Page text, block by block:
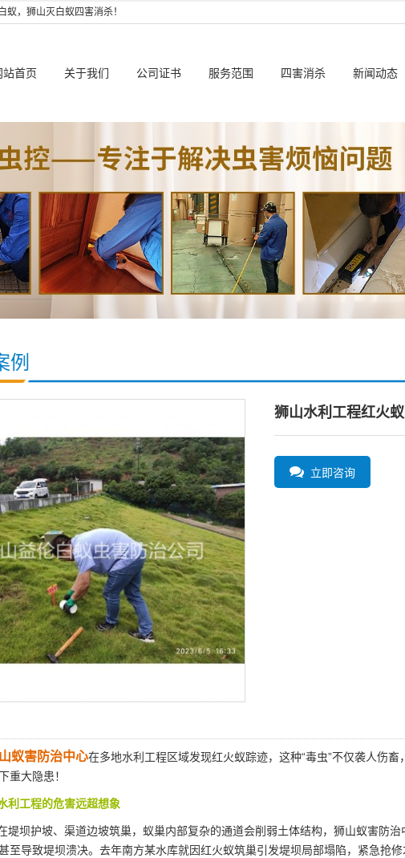
，狮山灭白蚁四害消杀！
站首页 关于我们 公司证书 服务范围 四害消杀 新闻动态
例
狮山水利工程红火
立即咨询
蚁害防治中心在多地水利工程区域发现红火蚁踪迹，这种“毒虫”不仅袭人伤
重大隐患！
利工程的危害远超想象
堤坝护坡、渠道边坡筑巢，蚁巢内部复杂的通道会削弱土体结构，狮山蚁害防
至导致堤坝溃决。去年南方某水库就因红火蚁筑巢引发堤坝局部塌陷，紧急抢